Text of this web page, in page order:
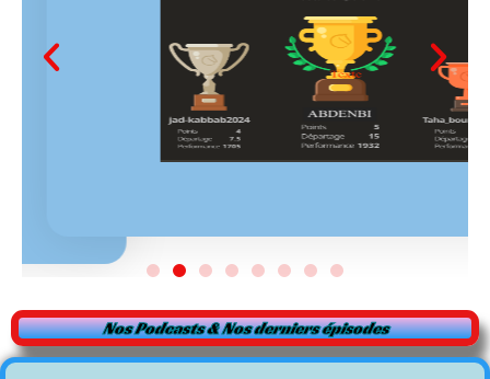
Nos Podcasts & Nos derniers épisodes